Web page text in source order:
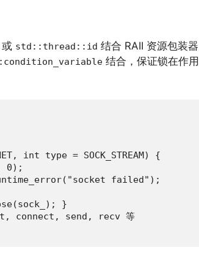
或 std::thread::id 结合 RAII 资源包装器
结合，保证锁在作用
int type = SOCK_STREAM) {
0);
failed");
}
connect, send, recv 等